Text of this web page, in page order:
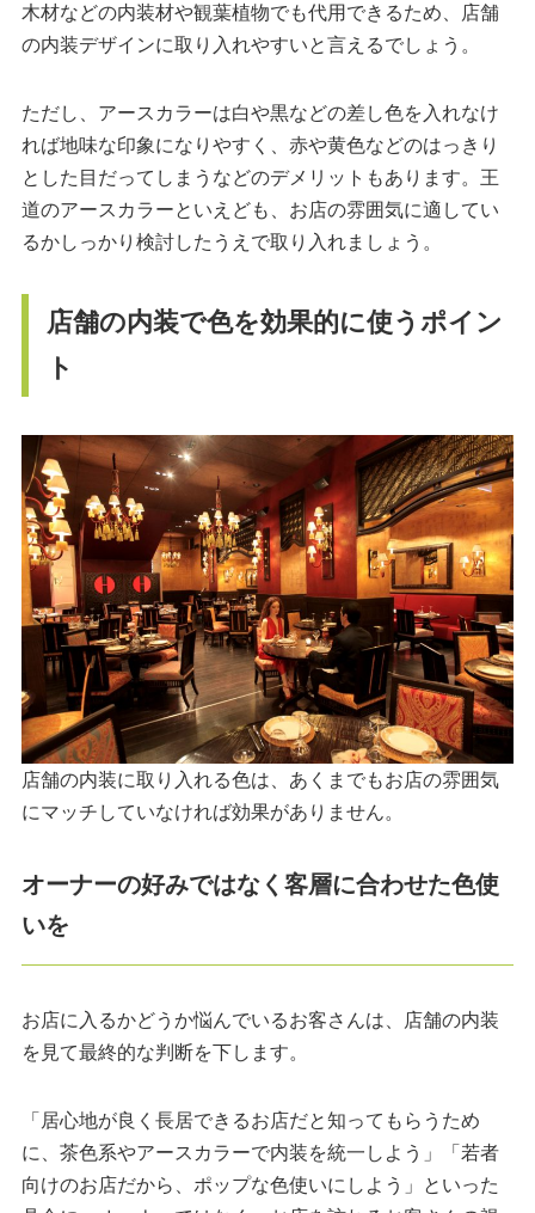
木材などの内装材や観葉植物でも代用できるため、店舗
の内装デザインに取り入れやすいと言えるでしょう。
ただし、アースカラーは白や黒などの差し色を入れなけ
れば地味な印象になりやすく、赤や黄色などのはっきり
とした目だってしまうなどのデメリットもあります。王
道のアースカラーといえども、お店の雰囲気に適してい
るかしっかり検討したうえで取り入れましょう。
店舗の内装で色を効果的に使うポイン
ト
店舗の内装に取り入れる色は、あくまでもお店の雰囲気
にマッチしていなければ効果がありません。
オーナーの好みではなく客層に合わせた色使
いを
お店に入るかどうか悩んでいるお客さんは、店舗の内装
を見て最終的な判断を下します。
「居心地が良く長居できるお店だと知ってもらうため
に、茶色系やアースカラーで内装を統一しよう」「若者
向けのお店だから、ポップな色使いにしよう」といった